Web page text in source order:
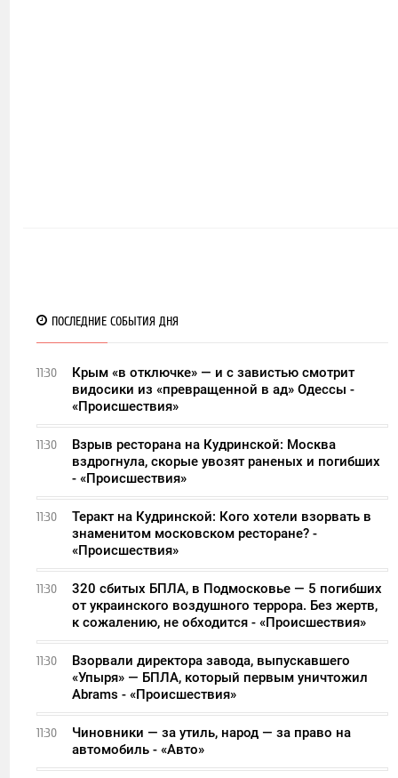
ПОСЛЕДНИЕ СОБЫТИЯ ДНЯ
11:30
Крым «в отключке» — и с завистью смотрит
видосики из «превращенной в ад» Одессы -
«Происшествия»
11:30
Взрыв ресторана на Кудринской: Москва
вздрогнула, скорые увозят раненых и погибших
- «Происшествия»
11:30
Теракт на Кудринской: Кого хотели взорвать в
знаменитом московском ресторане? -
«Происшествия»
11:30
320 сбитых БПЛА, в Подмосковье — 5 погибших
от украинского воздушного террора. Без жертв,
к сожалению, не обходится - «Происшествия»
11:30
Взорвали директора завода, выпускавшего
«Упыря» — БПЛА, который первым уничтожил
Abrams - «Происшествия»
11:30
Чиновники — за утиль, народ — за право на
автомобиль - «Авто»